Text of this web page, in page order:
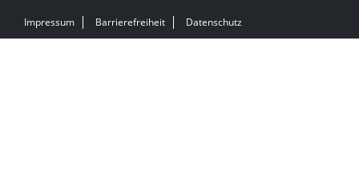
Impressum Barrierefreiheit Datenschutz